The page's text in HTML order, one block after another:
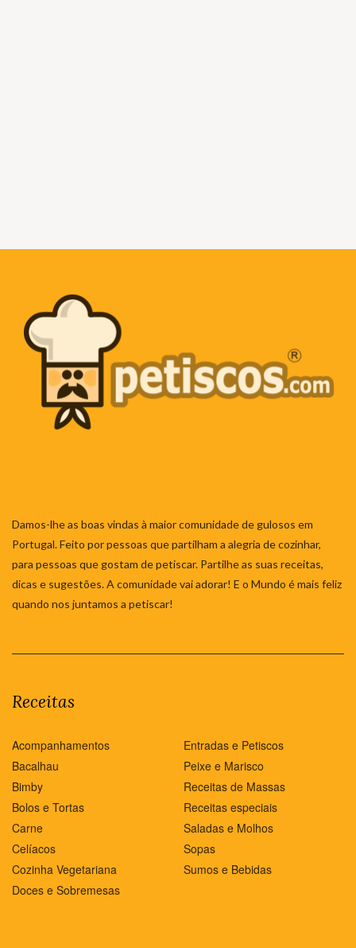
Damos-lhe as boas vindas à maior comunidade de gulosos em
Portugal. Feito por pessoas que partilham a alegria de cozinhar,
para pessoas que gostam de petiscar. Partilhe as suas receitas,
dicas e sugestões. A comunidade vai adorar! E o Mundo é mais feliz
quando nos juntamos a petiscar!
Receitas
Acompanhamentos
Bacalhau
Bimby
Bolos e Tortas
Carne
Celíacos
Cozinha Vegetariana
Doces e Sobremesas
Entradas e Petiscos
Peixe e Marisco
Receitas de Massas
Receitas especiais
Saladas e Molhos
Sopas
Sumos e Bebidas